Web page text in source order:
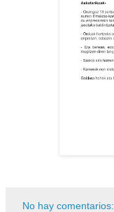
No hay comentarios: